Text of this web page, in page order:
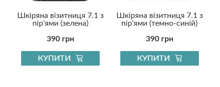
Шкіряна візитниця 7.1 з
пір'ями (зелена)
390 грн
КУПИТИ
Шкіряна візитниця 7.1 з
пір'ями (темно-синій)
390 грн
КУПИТИ